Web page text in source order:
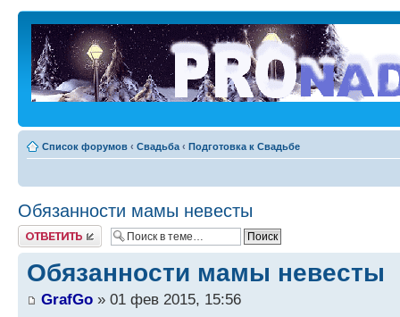
Список форумов ‹ Свадьба ‹ Подготовка к Свадьбе
Обязанности мамы невесты
Ответить
Обязанности мамы невесты
GrafGo » 01 фев 2015, 15:56